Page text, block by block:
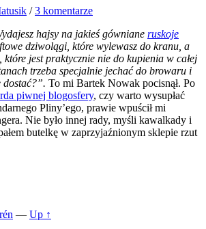
/3 komentarze
hajsy na jakieś gówniane ruskoje
dziwolągi, które wylewasz do kranu, a
które jest praktycznie nie do kupienia w całej
trzeba specjalnie jechać do browaru i
dostać?”. To mi Bartek Nowak pocisnął. Po
piwnej blogosfery, czy warto wysupłać
Pliny’ego, prawie wpuścił mi
Nie było innej rady, myśli kawalkady i
butelkę w zaprzyjaźnionym sklepie rzut
— Up ↑